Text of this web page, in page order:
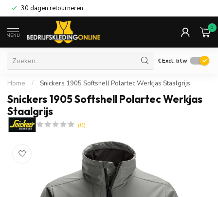
30 dagen retourneren
MENU
0
€Excl. btw
Home / Snickers 1905 Softshell Polartec Werkjas Staalgrijs
Snickers 1905 Softshell Polartec Werkjas
Staalgrijs
(0)